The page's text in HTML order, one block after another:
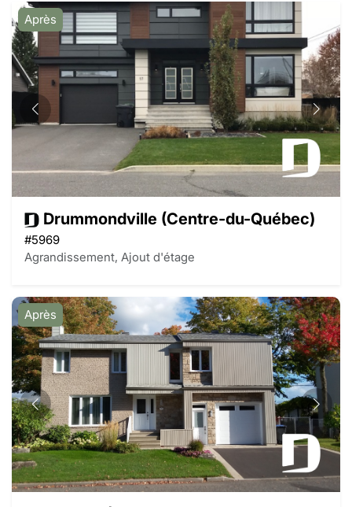
Après
Drummondville (Centre-du-Québec)
#5969
Agrandissement, Ajout d'étage
Après